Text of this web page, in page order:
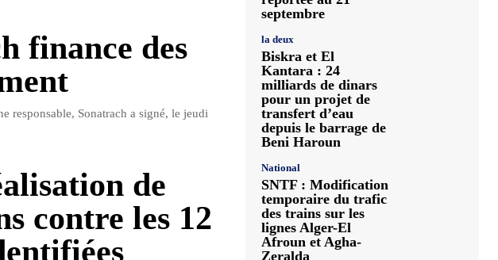
finance des
responsable, Sonatrach a signé, le jeudi
de
contre les 12
septembre
la deux
Biskra et El
Kantara : 24
milliards de dinars
pour un projet de
transfert d’eau
depuis le barrage de
Beni Haroun
National
SNTF : Modification
temporaire du trafic
des trains sur les
lignes Alger-El
Afroun et Agha-
Zeralda